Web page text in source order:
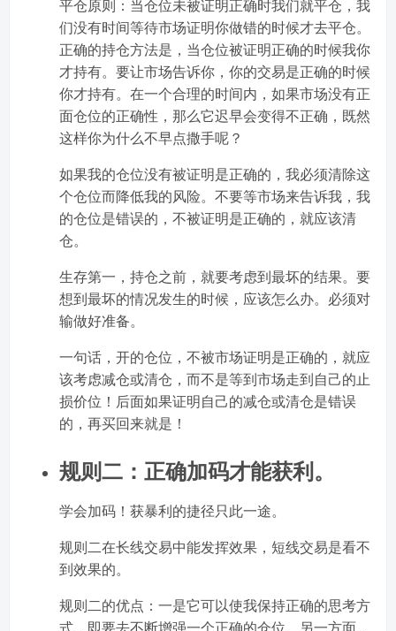
平仓原则：当仓位未被证明正确时我们就平仓，我
们没有时间等待市场证明你做错的时候才去平仓。
正确的持仓方法是，当仓位被证明正确的时候我你
才持有。要让市场告诉你，你的交易是正确的时候
你才持有。在一个合理的时间内，如果市场没有正
面仓位的正确性，那么它迟早会变得不正确，既然
这样你为什么不早点撒手呢？
如果我的仓位没有被证明是正确的，我必须清除这
个仓位而降低我的风险。不要等市场来告诉我，我
的仓位是错误的，不被证明是正确的，就应该清
仓。
生存第一，持仓之前，就要考虑到最坏的结果。要
想到最坏的情况发生的时候，应该怎么办。必须对
输做好准备。
一句话，开的仓位，不被市场证明是正确的，就应
该考虑减仓或清仓，而不是等到市场走到自己的止
损价位！后面如果证明自己的减仓或清仓是错误
的，再买回来就是！
规则二：正确加码才能获利。
学会加码！获暴利的捷径只此一途。
规则二在长线交易中能发挥效果，短线交易是看不
到效果的。
规则二的优点：一是它可以使我保持正确的思考方
式，即要去不断增强一个正确的仓位。另一方面，